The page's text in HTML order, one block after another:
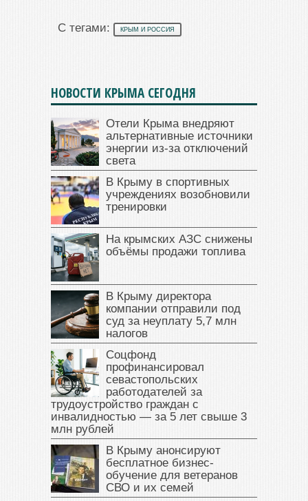
С тегами: КРЫМ И РОССИЯ
НОВОСТИ КРЫМА СЕГОДНЯ
Отели Крыма внедряют
альтернативные источники
энергии из-за отключений
света
В Крыму в спортивных
учреждениях возобновили
тренировки
На крымских АЗС снижены
объёмы продажи топлива
В Крыму директора
компании отправили под
суд за неуплату 5,7 млн
налогов
Соцфонд
профинансировал
севастопольских
работодателей за
трудоустройство граждан с
инвалидностью — за 5 лет свыше 3
млн рублей
В Крыму анонсируют
бесплатное бизнес-
обучение для ветеранов
СВО и их семей